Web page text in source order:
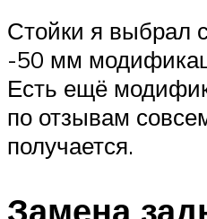
Стойки я выбрал
-50 мм
Есть ещё
по отзывам
получается.